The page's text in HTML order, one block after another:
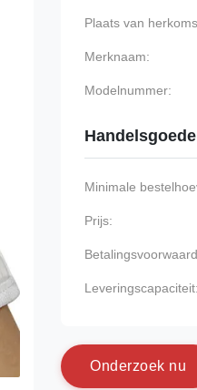
Plaats van
Merknaam:
Modelnummer:
Minimale
Prijs:
Leveringscapaciteit:
Onderzoek nu